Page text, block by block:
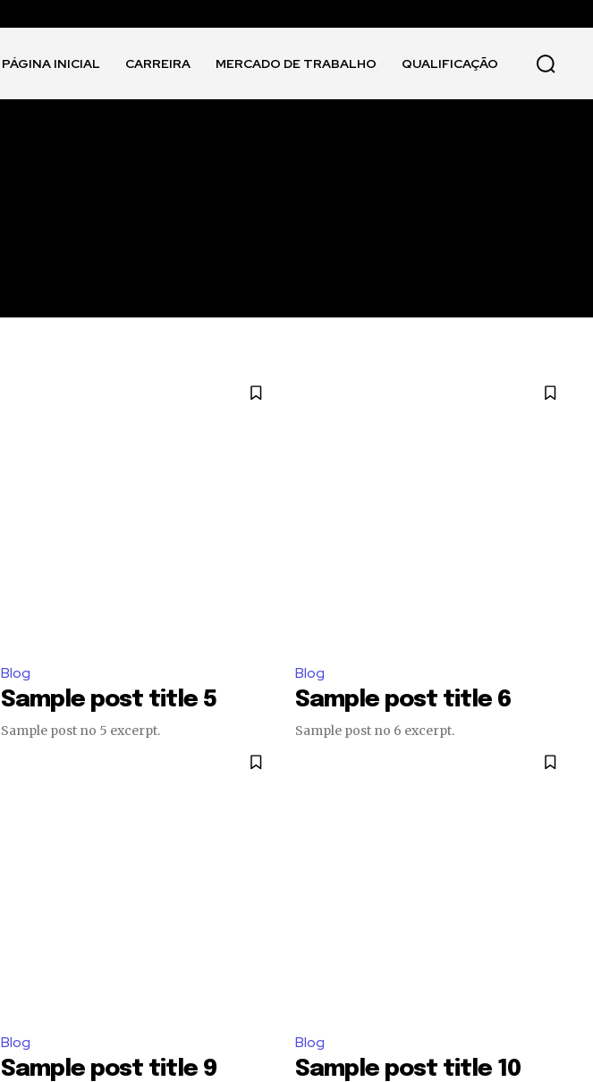
PÁGINA INICIAL CARREIRA MERCADO DE TRABALHO QUALIFICAÇÃO
Blog
Sample post title 5
Sample post no 5 excerpt.
Blog
Sample post title 6
Sample post no 6 excerpt.
Blog
Sample post title 9
Blog
Sample post title 10